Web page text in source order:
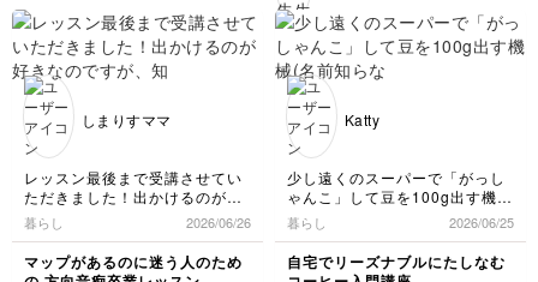
better result. 彼らは
もっといい結果に値した
(彼らの努力は報われる
べきだった)。 あいさん
ありますか？☺️
受けての、Aさんの反応
ですが、thinkを使うと
理性的な響きになるの
で、下のような表現はど
the same way.「私も同
も！」 * Exactly! →
「まさにそれ！」相手の
言葉に強く同意。 * I
know what you mean.
→ 「言いたいこと、わ
くて「really disappointing」
を使いましたが、単語はあって
ますか？
負いながらベストを尽く
されていたので、悔しい
けれど感謝の気持ちでい
っぱいです。もちろん、
うものはあるでしょうか
いと思います。森保さん
は2050年までには！と
おっしゃっていました
が、本当にそうなります
ように。まずは2030年
playing as regulars in
overseas leagues.
B: That’s true.
A: Let’s see how it goes.
アメリカではサッカーは人気ス
ポーツではない気がしますが
サッカーWカップの開催地とな
って人気は変わるんですかね？
日本がどんどん強くなっている
ので
世界で注目されるようになった
ら嬉しいです
写真はブラジルではなくアルゼ
great. I don’t have any
corrections! 自然な会話
なので、そのまま使えま
すね。と言っても、
wasn’t able to defeat
the match live? I did
and have been sleepy
all day long today.☺️
そうですね、アメリカが
開催地ということに加え
は終わってしまっていたので、
YouTubeで録画を鑑賞してみた
ところ、立ち合いや決まり手も
着目することが出来、とても面
白かったです！今後も、講座内
容を振り返りながら、相撲鑑賞
を楽しんでいきたいと思いま
す。ありがとうございました！
(^^)
士を見つける、もうそこ
からです！ミーハーに行
きましょう♪もう推しは
にも着目して見てくださ
ん相撲知識が増えていっ
ていると思います。 七
月場所も一緒に楽しまし
しまりすママ
レッスン最後まで受講させてい
ただきました！出かけるのが好
きなのですが、知らない場所で
道に迷いたくないな…、友達と
待ち合わせに遅れたら嫌だ
な…、など、漠然とした不安が
暮らし 2026/06/26
マップがあるのに迷う人のため
Katty
少し遠くのスーパーで「がっし
ゃんこ」して豆を100g出す機械
(名前知らない)から3つ豆を選ん
だら見事にブラジル🇧🇷ばっか
りになっちゃった(ﾉ≧ڡ≦)☆
そして帰ってから知ったのだけ
暮らし 2026/06/25
自宅でリーズナブルにたしなむ